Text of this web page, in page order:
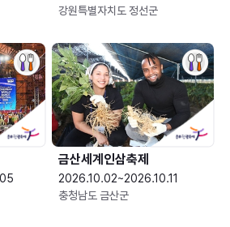
강원특별자치도 정선군
금산세계인삼축제
2026.10.02~2026.10.11
충청남도 금산군